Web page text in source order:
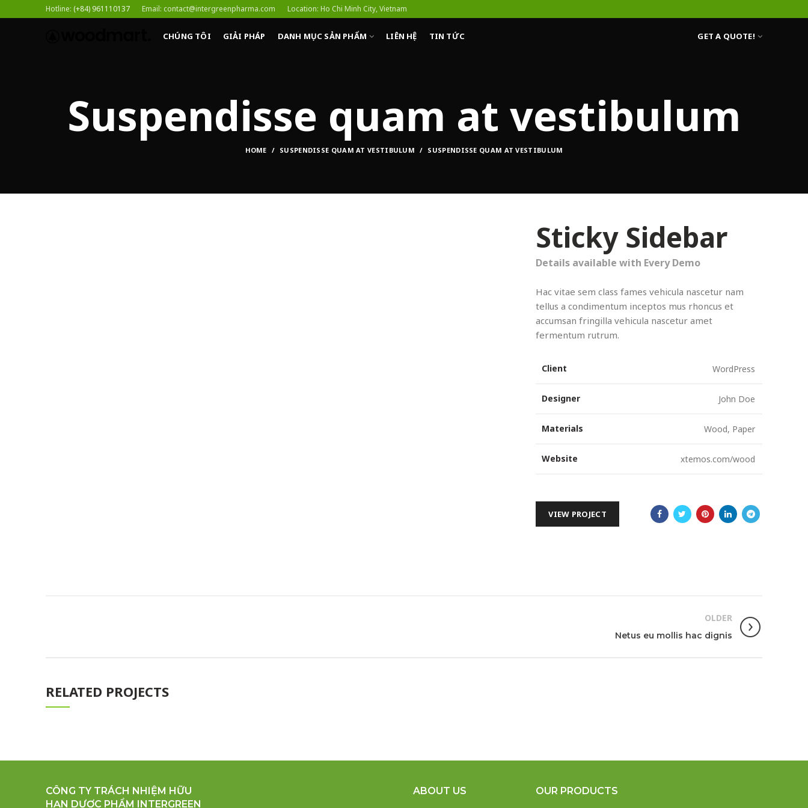
Hotline: (+84) 961110137 Email: contact@intergreenpharma.com Location: Ho Chi Minh City, Vietnam
CHÚNG TÔI GIẢI PHÁP DANH MỤC SẢN PHẨM LIÊN HỆ TIN TỨC GET A QUOTE!
Suspendisse quam at vestibulum
HOME SUSPENDISSE QUAM AT VESTIBULUM SUSPENDISSE QUAM AT VESTIBULUM
Sticky Sidebar
Details available with Every Demo
Hac vitae sem class fames vehicula nascetur nam
tellus a condimentum inceptos mus rhoncus et
accumsan fringilla vehicula nascetur amet
fermentum rutrum.
Client WordPress
Designer John Doe
Materials Wood, Paper
Website xtemos.com/wood
VIEW PROJECT
OLDER
Netus eu mollis hac dignis
RELATED PROJECTS
CÔNG TY TRÁCH NHIỆM HỮU
HẠN DƯỢC PHẨM INTERGREEN
ABOUT US OUR PRODUCTS